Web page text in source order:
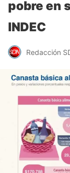
pobre en
INDEC
Redacción